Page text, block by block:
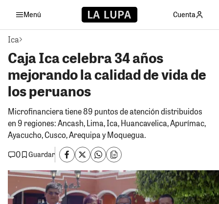
Menú Cuenta
Ica
Caja Ica celebra 34 años
mejorando la calidad de vida de
los peruanos
Microfinanciera tiene 89 puntos de atención distribuidos
en 9 regiones: Ancash, Lima, Ica, Huancavelica, Apurímac,
Ayacucho, Cusco, Arequipa y Moquegua.
0
Guardar